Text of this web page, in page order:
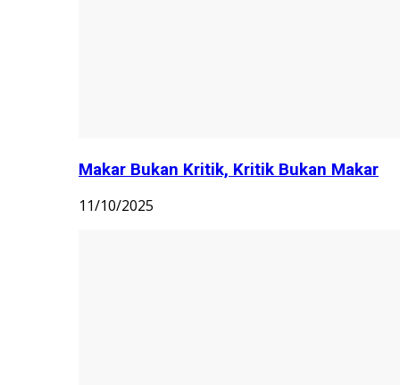
Makar Bukan Kritik, Kritik Bukan Makar
11/10/2025